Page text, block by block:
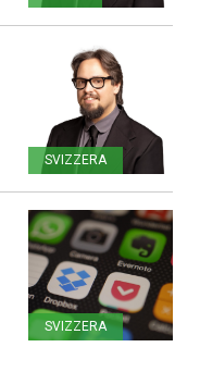
SVIZZERA
SVIZZERA